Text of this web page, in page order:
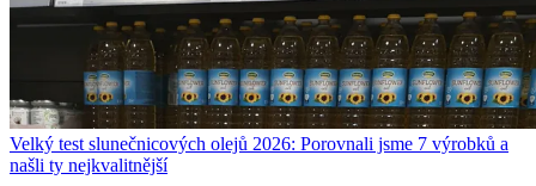
Velký test slunečnicových olejů 2026: Porovnali jsme 7 výrobků a
našli ty nejkvalitnější